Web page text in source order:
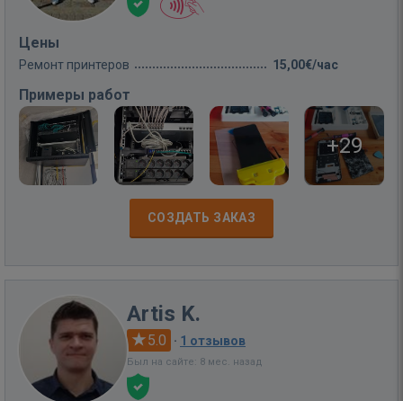
Цены
Ремонт принтеров 15,00€/час
Примеры работ
+29
СОЗДАТЬ ЗАКАЗ
Artis K.
5.0 · 1 отзывов
Был на сайте: 8 мес. назад